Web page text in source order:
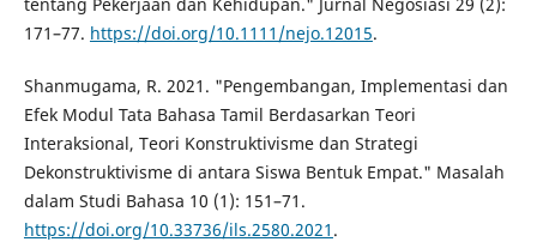
tentang Pekerjaan dan Kehidupan." Jurnal Negosiasi 29 (2):
171–77. https://doi.org/10.1111/nejo.12015.
Shanmugama, R. 2021. "Pengembangan, Implementasi dan
Efek Modul Tata Bahasa Tamil Berdasarkan Teori
Interaksional, Teori Konstruktivisme dan Strategi
Dekonstruktivisme di antara Siswa Bentuk Empat." Masalah
dalam Studi Bahasa 10 (1): 151–71.
https://doi.org/10.33736/ils.2580.2021 .